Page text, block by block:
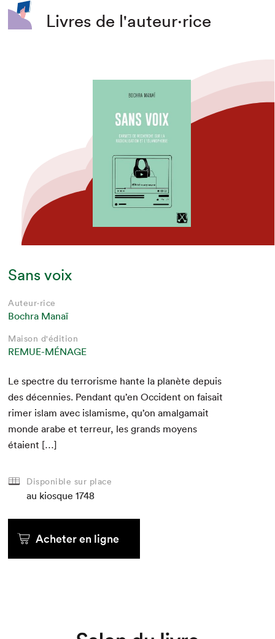
Livres de l'auteur·rice
Sans voix
Auteur·rice
Bochra Manaï
Maison d'édition
REMUE-MÉNAGE
Le spec­tre du ter­ror­isme hante la planète depuis
des décen­nies. Pen­dant qu’en Occi­dent on fai­sait
rimer islam avec islamisme, qu’on amal­ga­mait
monde arabe et ter­reur, les grands moyens
étaient […]
Disponible sur place
au kiosque 1748
Acheter en ligne